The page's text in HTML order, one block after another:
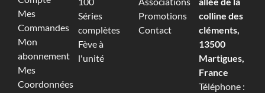
Mes
Commandes
Mon
abonnement
Mes
Coordonnées
Séries
complètes
Fève à
l'unité
Promotions
Contact
colline des
cléments,
13500
Martigues,
France
Téléphone :